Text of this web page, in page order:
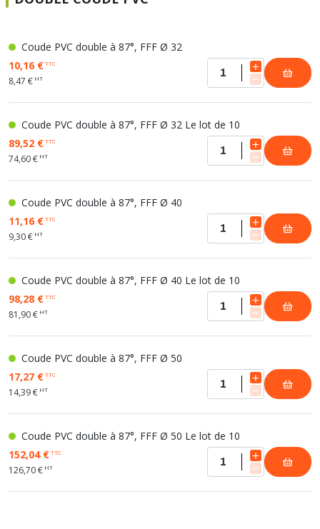
Coude PVC double à 87°, FFF Ø 32
10,16 €TTC
8,47 € HT
Coude PVC double à 87°, FFF Ø 32 Le lot de 10
89,52 €TTC
74,60 € HT
Coude PVC double à 87°, FFF Ø 40
11,16 €TTC
9,30 € HT
Coude PVC double à 87°, FFF Ø 40 Le lot de 10
98,28 €TTC
81,90 € HT
Coude PVC double à 87°, FFF Ø 50
17,27 €TTC
14,39 € HT
Coude PVC double à 87°, FFF Ø 50 Le lot de 10
152,04 €TTC
126,70 € HT